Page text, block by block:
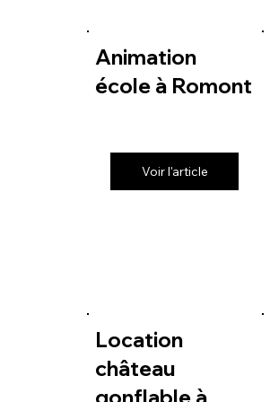
Animation
école à Romont
Voir l'article
Location
château
gonflable à